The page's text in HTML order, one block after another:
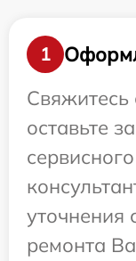
1
оставьте
уточнения
ремонта